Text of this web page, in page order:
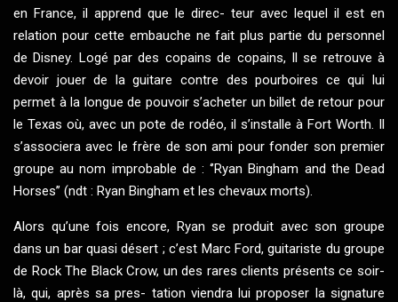
en France, il apprend que le direc- teur avec lequel il est en
relation pour cette embauche ne fait plus partie du personnel
de Disney. Logé par des copains de copains, Il se retrouve à
devoir jouer de la guitare contre des pourboires ce qui lui
permet à la longue de pouvoir s’acheter un billet de retour pour
le Texas où, avec un pote de rodéo, il s’installe à Fort Worth. Il
s’associera avec le frère de son ami pour fonder son premier
groupe au nom improbable de : ‘’Ryan Bingham and the Dead
Horses’’ (ndt : Ryan Bingham et les chevaux morts).
Alors qu’une fois encore, Ryan se produit avec son groupe
dans un bar quasi désert ; c’est Marc Ford, guitariste du groupe
de Rock The Black Crow, un des rares clients présents ce soir-
là, qui, après sa pres- tation viendra lui proposer la signature